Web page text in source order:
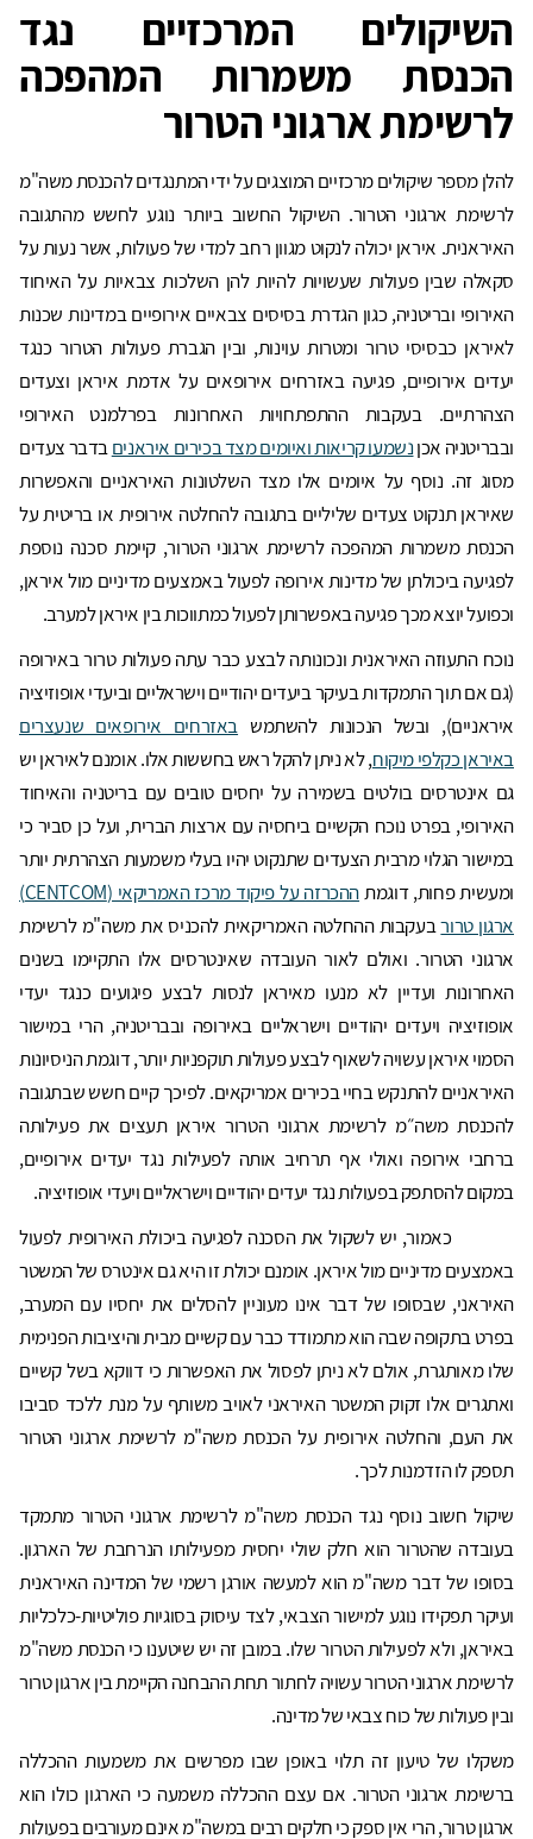
השיקולים המרכזיים נגד
הכנסת משמרות המהפכה
לרשימת ארגוני הטרור
להלן מספר שיקולים מרכזיים המוצגים על ידי המתנגדים להכנסת משה"מ
לרשימת ארגוני הטרור. השיקול החשוב ביותר נוגע לחשש מהתגובה
האיראנית. איראן יכולה לנקוט מגוון רחב למדי של פעולות, אשר נעות על
סקאלה שבין פעולות שעשויות להיות להן השלכות צבאיות על האיחוד
האירופי ובריטניה, כגון הגדרת בסיסים צבאיים אירופיים במדינות שכנות
לאיראן כבסיסי טרור ומטרות עוינות, ובין הגברת פעולות הטרור כנגד
יעדים אירופיים, פגיעה באזרחים אירופאים על אדמת איראן וצעדים
הצהרתיים. בעקבות ההתפתחויות האחרונות בפרלמנט האירופי
ובבריטניה אכןנשמעו קריאות ואיומים מצד בכירים איראניםבדבר צעדים
מסוג זה. נוסף על איומים אלו מצד השלטונות האיראניים והאפשרות
שאיראן תנקוט צעדים שליליים בתגובה להחלטה אירופית או בריטית על
הכנסת משמרות המהפכה לרשימת ארגוני הטרור, קיימת סכנה נוספת
לפגיעה ביכולתן של מדינות אירופה לפעול באמצעים מדיניים מול איראן,
וכפועל יוצא מכך פגיעה באפשרותן לפעול כמתווכות בין איראן למערב.
נוכח התעוזה האיראנית ונכונותה לבצע כבר עתה פעולות טרור באירופה
(גם אם תוך התמקדות בעיקר ביעדים יהודיים וישראליים וביעדי אופוזיציה
איראניים), ובשל הנכונות להשתמש באזרחים אירופאים שנעצרים
באיראן כקלפי מיקוח, לא ניתן להקל ראש בחששות אלו. אומנם לאיראן יש
גם אינטרסים בולטים בשמירה על יחסים טובים עם בריטניה והאיחוד
האירופי, בפרט נוכח הקשיים ביחסיה עם ארצות הברית, ועל כן סביר כי
במישור הגלוי מרבית הצעדים שתנקוט יהיו בעלי משמעות הצהרתית יותר
ומעשית פחות, דוגמת
ההכרזה על פיקוד מרכז האמריקאי (CENTCOM)
ארגון טרורבעקבות ההחלטה האמריקאית להכניס את משה"מ לרשימת
ארגוני הטרור. ואולם לאור העובדה שאינטרסים אלו התקיימו בשנים
האחרונות ועדיין לא מנעו מאיראן לנסות לבצע פיגועים כנגד יעדי
אופוזיציה ויעדים יהודיים וישראליים באירופה ובבריטניה, הרי במישור
הסמוי איראן עשויה לשאוף לבצע פעולות תוקפניות יותר, דוגמת הניסיונות
האיראניים להתנקש בחיי בכירים אמריקאים. לפיכך קיים חשש שבתגובה
להכנסת משה״מ לרשימת ארגוני הטרור איראן תעצים את פעילותה
ברחבי אירופה ואולי אף תרחיב אותה לפעילות נגד יעדים אירופיים,
במקום להסתפק בפעולות נגד יעדים יהודיים וישראליים ויעדי אופוזיציה.
כאמור, יש לשקול את הסכנה לפגיעה ביכולת האירופית לפעול
באמצעים מדיניים מול איראן. אומנם יכולת זו היא גם אינטרס של המשטר
האיראני, שבסופו של דבר אינו מעוניין להסלים את יחסיו עם המערב,
בפרט בתקופה שבה הוא מתמודד כבר עם קשיים מבית והיציבות הפנימית
שלו מאותגרת, אולם לא ניתן לפסול את האפשרות כי דווקא בשל קשיים
ואתגרים אלו זקוק המשטר האיראני לאויב משותף על מנת ללכד סביבו
את העם, והחלטה אירופית על הכנסת משה"מ לרשימת ארגוני הטרור
תספק לו הזדמנות לכך.
שיקול חשוב נוסף נגד הכנסת משה"מ לרשימת ארגוני הטרור מתמקד
בעובדה שהטרור הוא חלק שולי יחסית מפעילותו הנרחבת של הארגון.
בסופו של דבר משה"מ הוא למעשה אורגן רשמי של המדינה האיראנית
ועיקר תפקידו נוגע למישור הצבאי, לצד עיסוק בסוגיות פוליטיות-כלכליות
באיראן, ולא לפעילות הטרור שלו. במובן זה יש שיטענו כי הכנסת משה"מ
לרשימת ארגוני הטרור עשויה לחתור תחת ההבחנה הקיימת בין ארגון טרור
ובין פעולות של כוח צבאי של מדינה.
משקלו של טיעון זה תלוי באופן שבו מפרשים את משמעות ההכללה
ברשימת ארגוני הטרור. אם עצם ההכללה משמעה כי הארגון כולו הוא
ארגון טרור, הרי אין ספק כי חלקים רבים במשה"מ אינם מעורבים בפעולות